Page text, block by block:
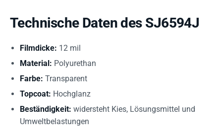
Technische Daten des SJ6594J
Filmdicke: 12 mil
Material: Polyurethan
Farbe: Transparent
Topcoat: Hochglanz
Beständigkeit: widersteht Kies, Lösungsmittel und
Umweltbelastungen